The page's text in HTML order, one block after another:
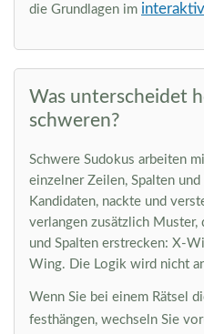
die Grundlagen im
Was unterscheidet
schweren?
Schwere Sudokus arbeiten
einzelner Zeilen, Spalten
Kandidaten, nackte und
verlangen zusätzlich
und Spalten erstrecken: X-
Wing. Die Logik wird nicht
Wenn Sie bei einem Rätsel
festhängen, wechseln Sie